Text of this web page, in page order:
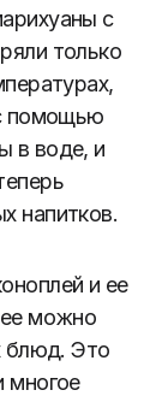
с
только
помощью
в воде, и
напитков.
и ее
можно
блюд. Это
многое